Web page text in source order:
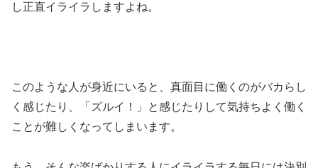
し正直イライラしますよね。
このような人が身近にいると、真面目に働くのがバカらし
く感じたり、「ズルイ！」と感じたりして気持ちよく働く
ことが難しくなってしまいます。